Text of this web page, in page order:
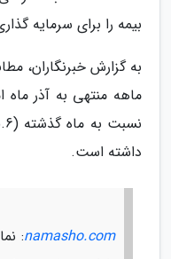
بیمه را برای سرمایه
داشته است.
namasho.com
: